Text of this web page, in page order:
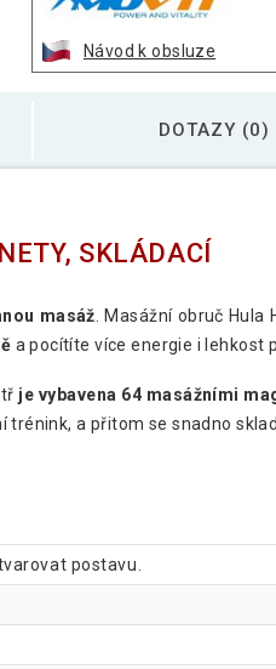
Návod k obsluze
DOTAZY (0)
SKLÁDACÍ
masáž. Masážní obruč Hula
a pocítíte více energie i lehkost
je vybavena 64 masážními
a přitom se snadno
postavu.